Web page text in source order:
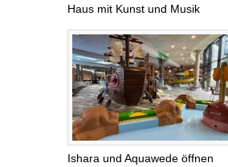
Haus mit Kunst und Musik
Ishara und Aquawede öffnen